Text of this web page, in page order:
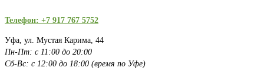
Телефон: +7 917 767 5752
Уфа, ул. Мустая Карима, 44
Пн-Пт: с 11:00 до 20:00
Сб-Вс: с 12:00 до 18:00 (время по Уфе)